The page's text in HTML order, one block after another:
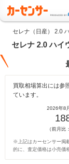
セレナ（日産） 2.0
セレナ 2.0 ハイ
買取相場算出には参
ています。
2026年8
（前月比
※上記はカーセンサー掲
的に、査定価格は小売価